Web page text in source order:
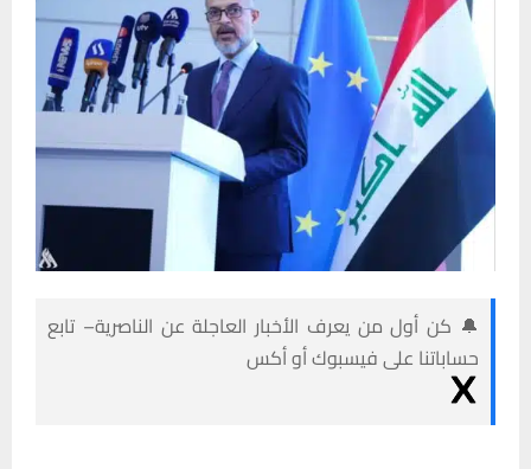
🔔 كن أول من يعرف الأخبار العاجلة عن الناصرية– تابع
حساباتنا على فيسبوك أو أكس